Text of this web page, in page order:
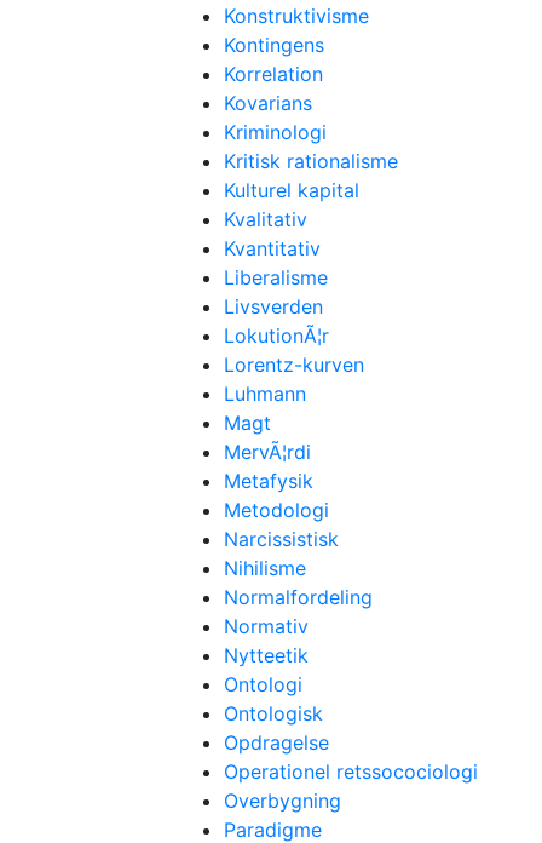
Konstruktivisme
Kontingens
Korrelation
Kovarians
Kriminologi
Kritisk rationalisme
Kulturel kapital
Kvalitativ
Kvantitativ
Liberalisme
Livsverden
LokutionÃ¦r
Lorentz-kurven
Luhmann
Magt
MervÃ¦rdi
Metafysik
Metodologi
Narcissistisk
Nihilisme
Normalfordeling
Normativ
Nytteetik
Ontologi
Ontologisk
Opdragelse
Operationel retssocociologi
Overbygning
Paradigme